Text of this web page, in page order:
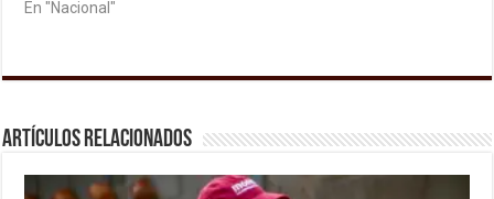
En "Nacional"
Artículos relacionados